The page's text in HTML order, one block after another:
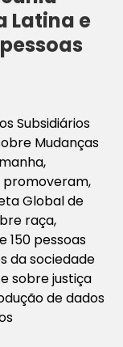
Latina e
Subsidiários
Mudanças
promoveram,
Global de
raça,
150 pessoas
da sociedade
sobre justiça
de dados